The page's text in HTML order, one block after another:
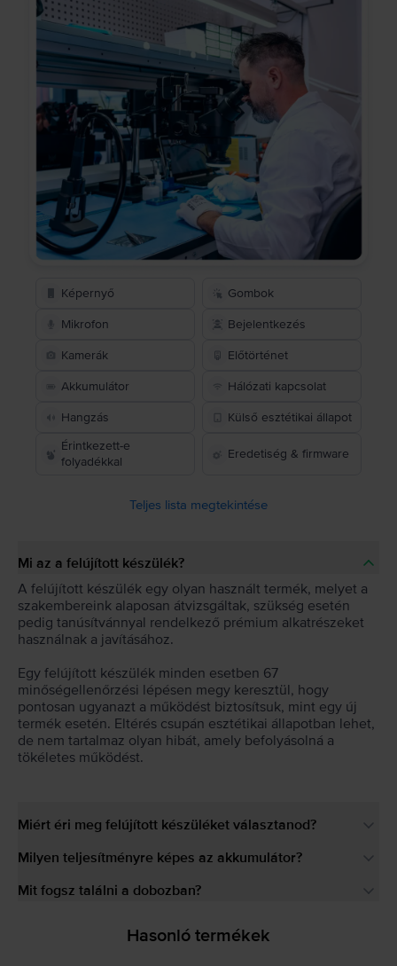
Képernyő Gombok
Mikrofon Bejelentkezés
Kamerák Előtörténet
Akkumulátor Hálózati kapcsolat
Hangzás
Külső esztétikai állapot
Érintkezett-e
folyadékkal
Eredetiség & firmware
Teljes lista megtekintése
Mi az a felújított készülék?
A felújított készülék egy olyan használt termék, melyet a
szakembereink alaposan átvizsgáltak, szükség esetén
pedig tanúsítvánnyal rendelkező prémium alkatrészeket
használnak a javításához.
Egy felújított készülék minden esetben 67
minőségellenőrzési lépésen megy keresztül, hogy
pontosan ugyanazt a működést biztosítsuk, mint egy új
termék esetén. Eltérés csupán esztétikai állapotban lehet,
de nem tartalmaz olyan hibát, amely befolyásolná a
tökéletes működést.
Miért éri meg felújított készüléket választanod?
Milyen teljesítményre képes az akkumulátor?
Mit fogsz találni a dobozban?
Hasonló termékek